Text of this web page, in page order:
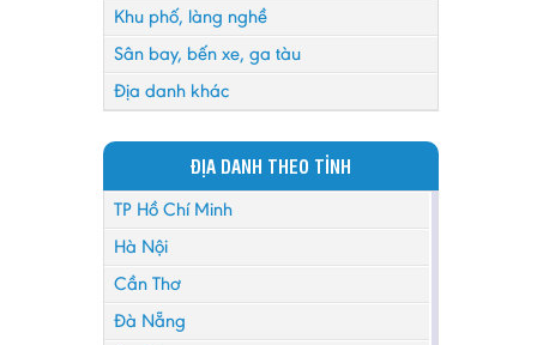
Khu phố, làng nghề
Sân bay, bến xe, ga tàu
Địa danh khác
ĐỊA DANH THEO TỈNH
TP Hồ Chí Minh
Hà Nội
Cần Thơ
Đà Nẵng